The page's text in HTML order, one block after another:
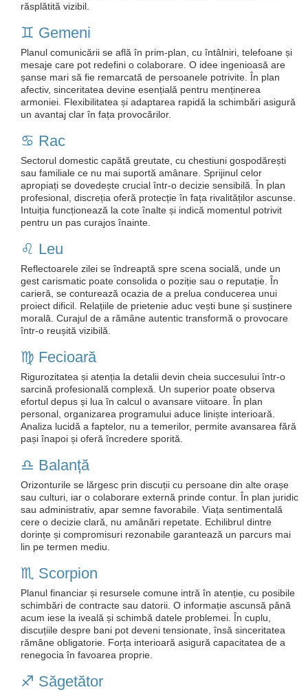
răsplătită vizibil.
♊️ Gemeni
Planul comunicării se află în prim‑plan, cu întâlniri, telefoane și
mesaje care pot redefini o colaborare. O idee ingenioasă are
șanse mari să fie remarcată de persoanele potrivite. În plan
afectiv, sinceritatea devine esențială pentru menținerea
armoniei. Flexibilitatea și adaptarea rapidă la schimbări asigură
un avantaj clar în fața provocărilor.
♋️ Rac
Sectorul domestic capătă greutate, cu chestiuni gospodărești
sau familiale ce nu mai suportă amânare. Sprijinul celor
apropiați se dovedește crucial într-o decizie sensibilă. În plan
profesional, discreția oferă protecție în fața rivalităților ascunse.
Intuiția funcționează la cote înalte și indică momentul potrivit
pentru un pas curajos înainte.
♌️ Leu
Reflectoarele zilei se îndreaptă spre scena socială, unde un
gest carismatic poate consolida o poziție sau o reputație. În
carieră, se conturează ocazia de a prelua conducerea unui
proiect dificil. Relațiile de prietenie aduc vești bune și susținere
morală. Curajul de a rămâne autentic transformă o provocare
într-o reușită vizibilă.
♍️ Fecioară
Rigurozitatea și atenția la detalii devin cheia succesului într-o
sarcină profesională complexă. Un superior poate observa
efortul depus și lua în calcul o avansare viitoare. În plan
personal, organizarea programului aduce liniște interioară.
Analiza lucidă a faptelor, nu a temerilor, permite avansarea fără
pași înapoi și oferă încredere sporită.
♎️ Balanță
Orizonturile se lărgesc prin discuții cu persoane din alte orașe
sau culturi, iar o colaborare externă prinde contur. În plan juridic
sau administrativ, apar semne favorabile. Viața sentimentală
cere o decizie clară, nu amânări repetate. Echilibrul dintre
dorințe și compromisuri rezonabile garantează un parcurs mai
lin pe termen mediu.
♏️ Scorpion
Planul financiar și resursele comune intră în atenție, cu posibile
schimbări de contracte sau datorii. O informație ascunsă până
acum iese la iveală și schimbă datele problemei. În cuplu,
discuțiile despre bani pot deveni tensionate, însă sinceritatea
rămâne obligatorie. Forța interioară asigură capacitatea de a
renegocia în favoarea proprie.
♐️ Săgetător